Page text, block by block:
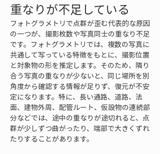
重なりが不足している
フォトグラメトリで点群が歪む代表的な原因
の一つが、撮影枚数や写真同士の重なり不足
です。フォトグラメトリでは、複数の写真に
共通して写っている特徴をもとに、撮影位置
と対象物の形を推定します。そのため、隣り
合う写真の重なりが少ないと、同じ場所を別
角度から確認する情報が足りず、復元が不安
定になります。特に、長い通路、道路、法
面、建物外周、配管ルート、仮設物の連続部
分などでは、途中の重なりが途切れると、点
群が少しずつ曲がったり、端部で大きくずれ
たりすることがあります。